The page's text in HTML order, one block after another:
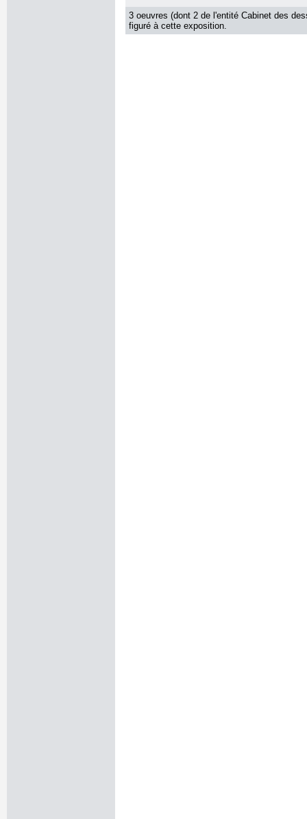
3 oeuvres (dont 2 de l'entité Cabinet des
figuré à cette exposition.